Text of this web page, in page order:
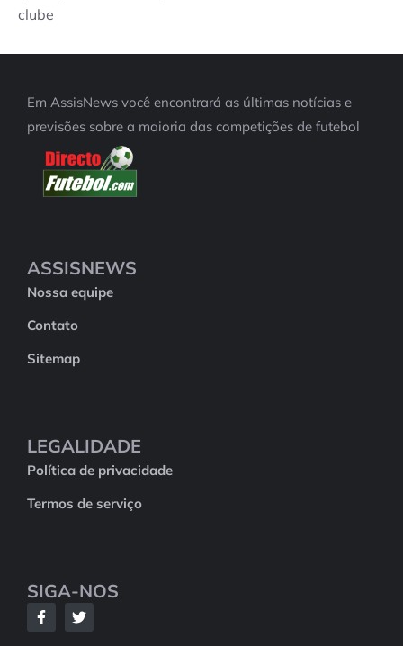
clube
Em AssisNews você encontrará as últimas notícias e
previsões sobre a maioria das competições de futebol
ASSISNEWS
Nossa equipe
Contato
Sitemap
LEGALIDADE
Política de privacidade
Termos de serviço
SIGA-NOS